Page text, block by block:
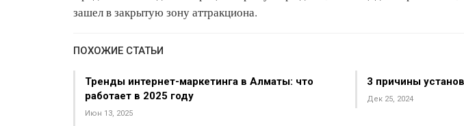
зашел в закрытую зону аттракциона.
ПОХОЖИЕ СТАТЬИ
Тренды интернет-маркетинга в Алматы: что
работает в 2025 году
Июн 13, 2025
3 причины
Дек 25, 2024